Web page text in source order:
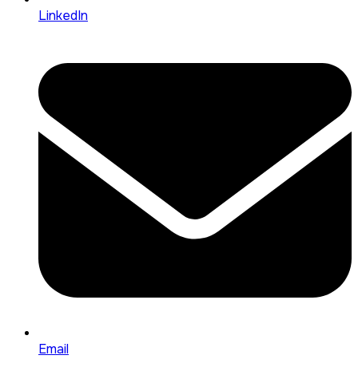
LinkedIn
Email